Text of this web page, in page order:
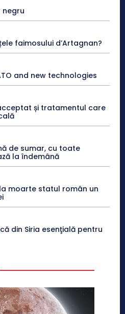
negru
faimosului d’Artagnan?
and new technologies
și tratamentul care
de sumar, cu toate
la îndemână
moarte statul român un
din Siria esenţială pentru